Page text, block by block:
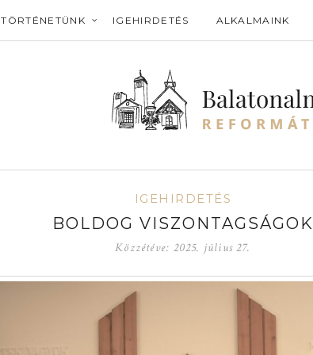
TÖRTÉNETÜNK IGEHIRDETÉS ALKALMAINK
IGEHIRDETÉS
BOLDOG VISZONTAGSÁGOK
Közzétéve: 2025. július 27.